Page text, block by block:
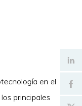
en el
principales